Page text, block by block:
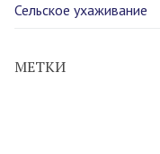
Сельское ухаживание
МЕТКИ